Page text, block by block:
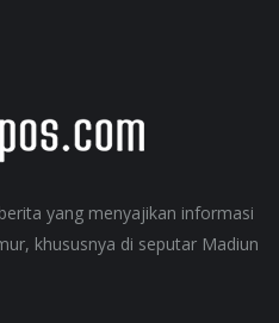
yang menyajikan informasi
khususnya di seputar Madiun